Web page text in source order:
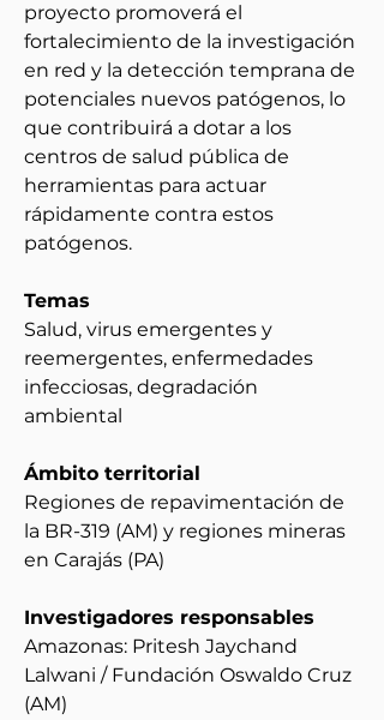
proyecto promoverá el
fortalecimiento de la investigación
en red y la detección temprana de
potenciales nuevos patógenos, lo
que contribuirá a dotar a los
centros de salud pública de
herramientas para actuar
rápidamente contra estos
patógenos.
Temas
Salud, virus emergentes y
reemergentes, enfermedades
infecciosas, degradación
ambiental
Ámbito territorial
Regiones de repavimentación de
la BR-319 (AM) y regiones mineras
en Carajás (PA)
Investigadores responsables
Amazonas: Pritesh Jaychand
Lalwani / Fundación Oswaldo Cruz
(AM)